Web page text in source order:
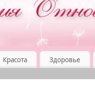
Красота Здоровье